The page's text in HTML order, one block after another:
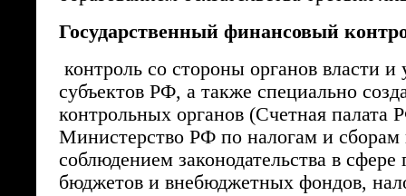
Государственный финансовый
контроль со стороны органов власти
субъектов РФ, а также специально
контрольных органов (Счетная палата
Министерство РФ по налогам и сборам
соблюдением законодательства в сфере
бюджетов и внебюджетных фондов,